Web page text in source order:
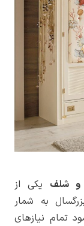
و شلف یکی از
به شمار
تمام نیازهای